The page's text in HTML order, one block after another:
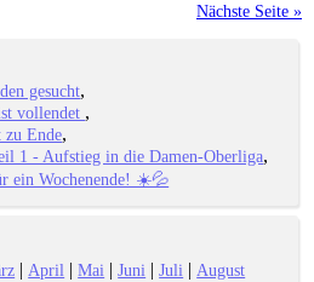
Nächste Seite »
gesucht
vollendet
zu Ende
1 - Aufstieg in die Damen-Oberliga
ein Wochenende! ☀️💦
|April |Mai |Juni |Juli |August